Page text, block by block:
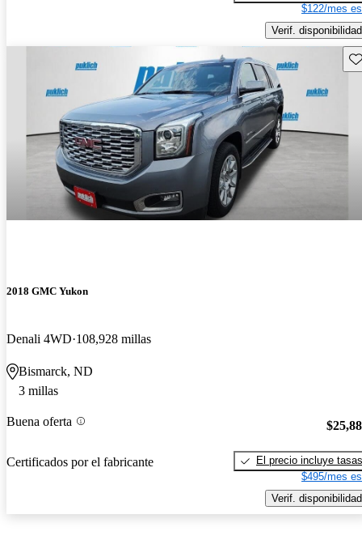
$122/mes
Verif. disponibilidad
2018 GMC Yukon
Denali 4WD 108,928 millas
Bismarck, ND
3 millas
Buena oferta
Certificados por el fabricante
El precio incluye tasas
$495/mes
Verif. disponibilidad